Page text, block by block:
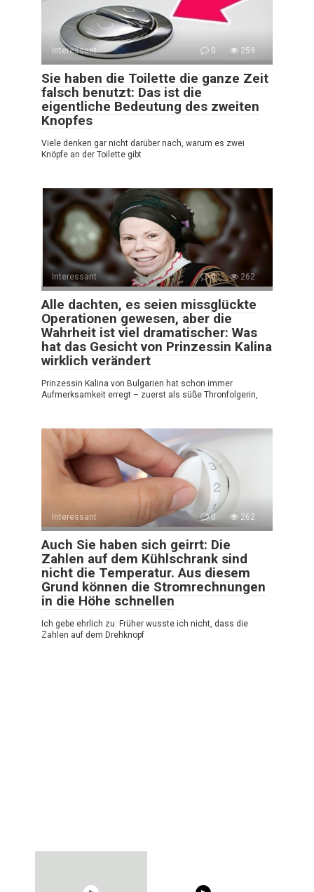
Interessant 0 259
Sie haben die Toilette die ganze Zeit
falsch benutzt: Das ist die
eigentliche Bedeutung des zweiten
Knopfes
Viele denken gar nicht darüber nach, warum es zwei
Knöpfe an der Toilette gibt
Interessant 0 262
Alle dachten, es seien missglückte
Operationen gewesen, aber die
Wahrheit ist viel dramatischer: Was
hat das Gesicht von Prinzessin Kalina
wirklich verändert
Prinzessin Kalina von Bulgarien hat schon immer
Aufmerksamkeit erregt – zuerst als süße Thronfolgerin,
Interessant 0 262
Auch Sie haben sich geirrt: Die
Zahlen auf dem Kühlschrank sind
nicht die Temperatur. Aus diesem
Grund können die Stromrechnungen
in die Höhe schnellen
Ich gebe ehrlich zu: Früher wusste ich nicht, dass die
Zahlen auf dem Drehknopf